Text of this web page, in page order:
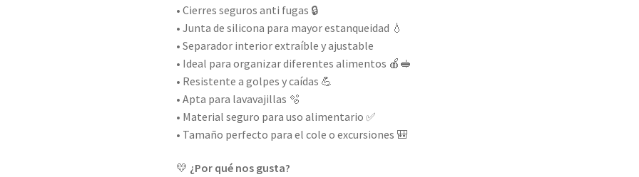
• Cierres seguros anti fugas 🔒
• Junta de silicona para mayor estanqueidad 💧
• Separador interior extraíble y ajustable
• Ideal para organizar diferentes alimentos 🍎🥪
• Resistente a golpes y caídas 💪
• Apta para lavavajillas 🫧
• Material seguro para uso alimentario ✅
• Tamaño perfecto para el cole o excursiones 🎒
💛 ¿Por qué nos gusta?